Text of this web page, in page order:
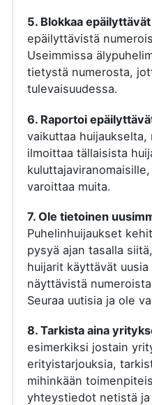
5. Blokkaa
epäilyttävistä
Useimmissa
tietystä numerosta,
tulevaisuudessa.
6. Raportoi
vaikuttaa
ilmoittaa tällaisista
varoittaa muita.
7. Ole tietoinen
Puhelinhuijaukset
pysyä ajan tasalla
huijarit käyttävät
näyttävistä
Seuraa uutisia ja ole
8. Tarkista aina
esimerkiksi jostain
erityistarjouksia,
mihinkään
yhteystiedot netistä